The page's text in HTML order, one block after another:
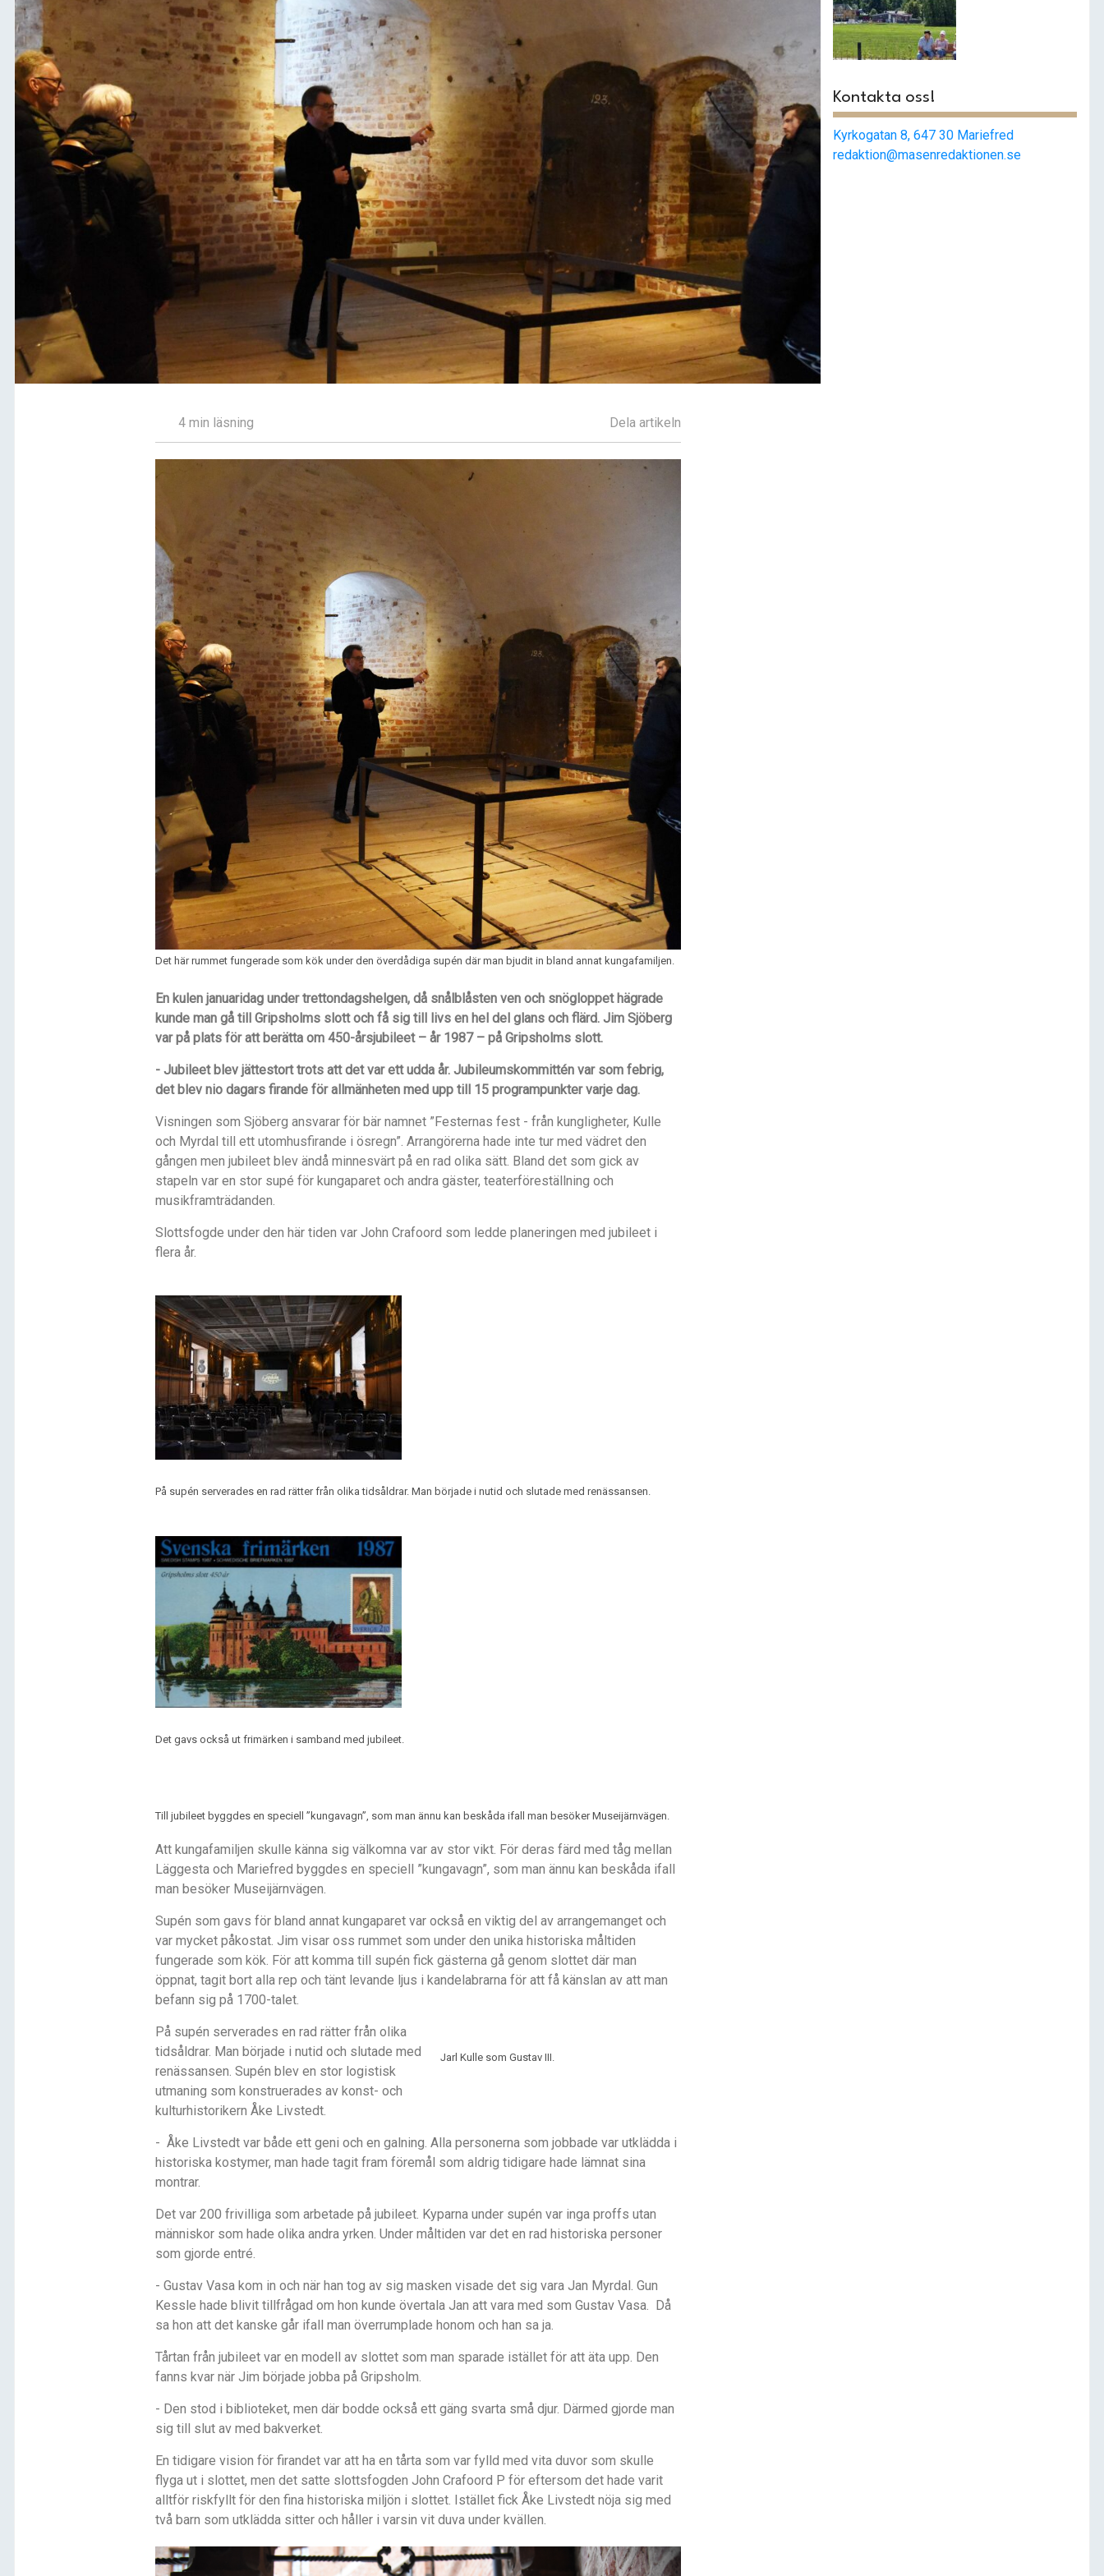
4 min läsning Dela artikeln
Det här rummet fungerade som kök under den överdådiga supén där man bjudit in bland annat kungafamiljen.
En kulen januaridag under trettondagshelgen, då snålblåsten ven och snögloppet hägrade
kunde man gå till Gripsholms slott och få sig till livs en hel del glans och flärd. Jim Sjöberg
var på plats för att berätta om 450-årsjubileet – år 1987 – på Gripsholms slott.
- Jubileet blev jättestort trots att det var ett udda år. Jubileumskommittén var som febrig,
det blev nio dagars firande för allmänheten med upp till 15 programpunkter varje dag.
Visningen som Sjöberg ansvarar för bär namnet ”Festernas fest - från kungligheter, Kulle
och Myrdal till ett utomhusfirande i ösregn”. Arrangörerna hade inte tur med vädret den
gången men jubileet blev ändå minnesvärt på en rad olika sätt. Bland det som gick av
stapeln var en stor supé för kungaparet och andra gäster, teaterföreställning och
musikframträdanden.
Slottsfogde under den här tiden var John Crafoord som ledde planeringen med jubileet i
flera år.
På supén serverades en rad rätter från olika tidsåldrar. Man började i nutid och slutade med renässansen.
Det gavs också ut frimärken i samband med jubileet.
Till jubileet byggdes en speciell ”kungavagn”, som man ännu kan beskåda ifall man besöker Museijärnvägen.
Att kungafamiljen skulle känna sig välkomna var av stor vikt. För deras färd med tåg mellan
Läggesta och Mariefred byggdes en speciell ”kungavagn”, som man ännu kan beskåda ifall
man besöker Museijärnvägen.
Supén som gavs för bland annat kungaparet var också en viktig del av arrangemanget och
var mycket påkostat. Jim visar oss rummet som under den unika historiska måltiden
fungerade som kök. För att komma till supén fick gästerna gå genom slottet där man
öppnat, tagit bort alla rep och tänt levande ljus i kandelabrarna för att få känslan av att man
befann sig på 1700-talet.
Jarl Kulle som Gustav III.
På supén serverades en rad rätter från olika
tidsåldrar. Man började i nutid och slutade med
renässansen. Supén blev en stor logistisk
utmaning som konstruerades av konst- och
kulturhistorikern Åke Livstedt.
- Åke Livstedt var både ett geni och en galning. Alla personerna som jobbade var utklädda i
historiska kostymer, man hade tagit fram föremål som aldrig tidigare hade lämnat sina
montrar.
Det var 200 frivilliga som arbetade på jubileet. Kyparna under supén var inga proffs utan
människor som hade olika andra yrken. Under måltiden var det en rad historiska personer
som gjorde entré.
- Gustav Vasa kom in och när han tog av sig masken visade det sig vara Jan Myrdal. Gun
Kessle hade blivit tillfrågad om hon kunde övertala Jan att vara med som Gustav Vasa. Då
sa hon att det kanske går ifall man överrumplade honom och han sa ja.
Tårtan från jubileet var en modell av slottet som man sparade istället för att äta upp. Den
fanns kvar när Jim började jobba på Gripsholm.
- Den stod i biblioteket, men där bodde också ett gäng svarta små djur. Därmed gjorde man
sig till slut av med bakverket.
En tidigare vision för firandet var att ha en tårta som var fylld med vita duvor som skulle
flyga ut i slottet, men det satte slottsfogden John Crafoord P för eftersom det hade varit
alltför riskfyllt för den fina historiska miljön i slottet. Istället fick Åke Livstedt nöja sig med
två barn som utklädda sitter och håller i varsin vit duva under kvällen.
Kontakta oss!
Kyrkogatan 8, 647 30 Mariefred
redaktion@masenredaktionen.se